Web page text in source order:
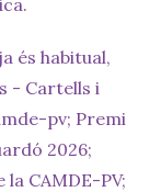
és habitual,
- Cartells i
pv; Premi
2026;
CAMDE-PV;